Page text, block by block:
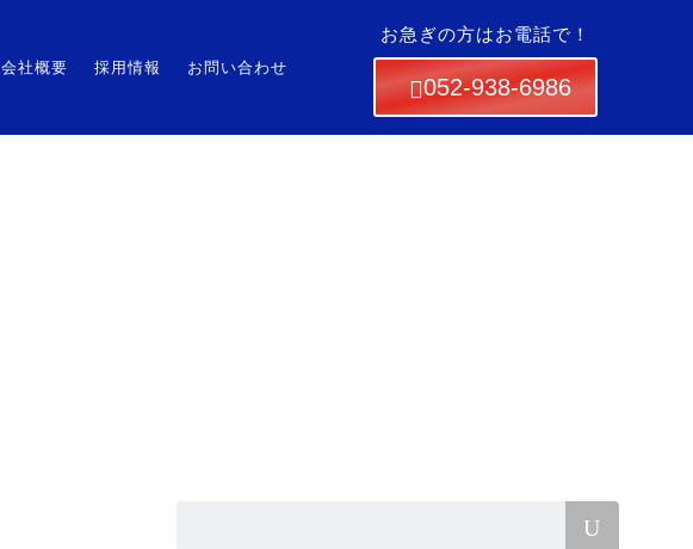
採用情報 お問い合わせ
会社概要 採用情報 お問い合わせ
お急ぎの方はお電話で！
052-938-6986